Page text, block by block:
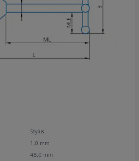
Stylus
1,0 mm
48,0 mm